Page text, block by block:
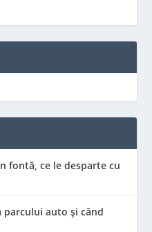
fontă, ce le desparte cu
parcului auto și când